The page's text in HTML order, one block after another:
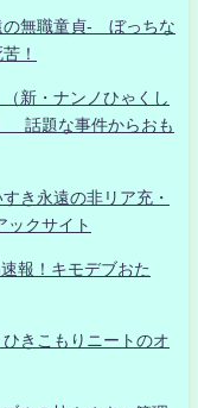
無職童貞- ぼっちな
！
新・ナンノひゃくし
話題な事件からおも
き永遠の非リア充・
ックサイト
報！キモデブおた
きこもりニートのオ